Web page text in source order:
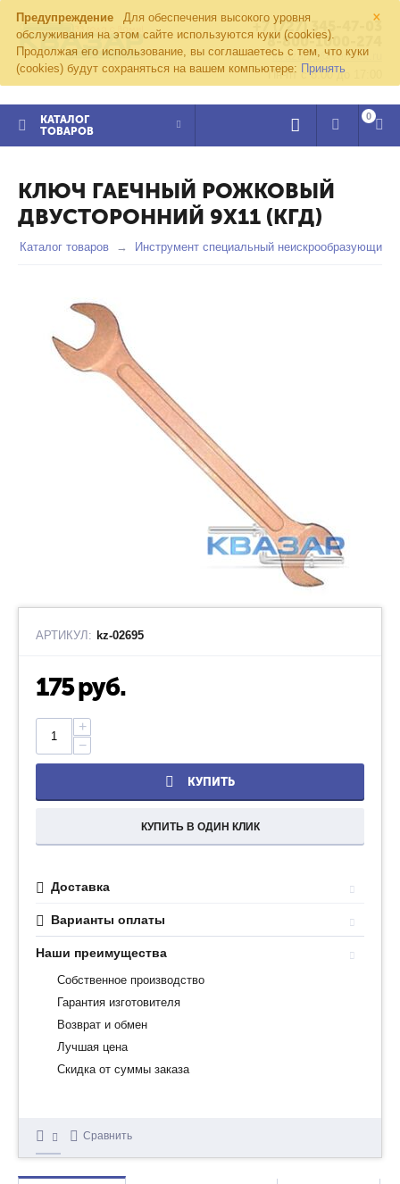
×
Предупреждение
Для обеспечения высокого уровня
обслуживания на этом сайте используются куки (cookies).
Продолжая его использование, вы соглашаетесь с тем, что куки
(cookies) будут сохраняться на вашем компьютере: Принять
+7 (727) 345-47-03
8-800-1000-274
kvazar91@yandex.ru
Пн-пт с 8:00 до 17:00
КАТАЛОГ
ТОВАРОВ
0
КЛЮЧ ГАЕЧНЫЙ РОЖКОВЫЙ
ДВУСТОРОННИЙ 9Х11 (КГД)
Каталог товаров Инструмент специальный неискрообразующий
АРТИКУЛ: kz-02695
175руб.
+
−
КУПИТЬ
КУПИТЬ В ОДИН КЛИК
Доставка
Варианты оплаты
Наши преимущества
Собственное производство
Гарантия изготовителя
Возврат и обмен
Лучшая цена
Скидка от суммы заказа
Сравнить